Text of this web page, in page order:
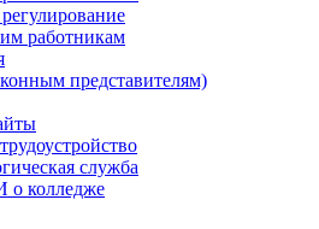
работникам
представителям)
служба
колледже